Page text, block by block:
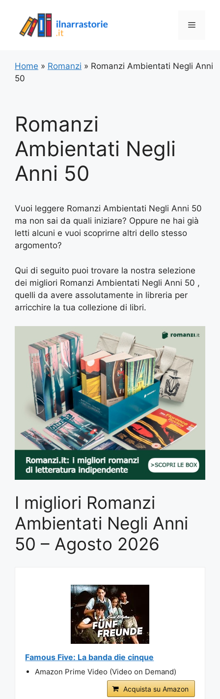
contenuto
Menu
Home » Romanzi » Romanzi Ambientati Negli Anni
50
Romanzi
Ambientati Negli
Anni 50
Vuoi leggere Romanzi Ambientati Negli Anni 50
ma non sai da quali iniziare? Oppure ne hai già
letti alcuni e vuoi scoprirne altri dello stesso
argomento?
Qui di seguito puoi trovare la nostra selezione
dei migliori Romanzi Ambientati Negli Anni 50 ,
quelli da avere assolutamente in libreria per
arricchire la tua collezione di libri.
I migliori Romanzi
Ambientati Negli Anni
50 – Agosto 2026
Famous Five: La banda die cinque
Amazon Prime Video (Video on Demand)
Acquista su Amazon